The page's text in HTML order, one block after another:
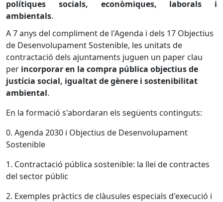
polítiques socials, econòmiques, laborals i
ambientals.
A 7 anys del compliment de l'Agenda i dels 17 Objectius
de Desenvolupament Sostenible, les unitats de
contractació dels ajuntaments juguen un paper clau
per incorporar en la compra pública objectius de
justícia social, igualtat de gènere i sostenibilitat
ambiental.
En la formació s'abordaran els següents continguts:
0. Agenda 2030 i Objectius de Desenvolupament
Sostenible
1. Contractació pública sostenible: la llei de contractes
del sector públic
2. Exemples pràctics de clàusules especials d'execució i